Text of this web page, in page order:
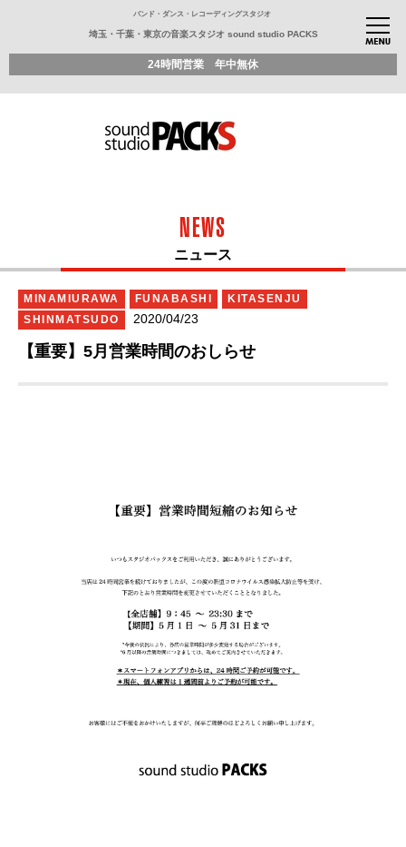
バンド・ダンス・レコーディングスタジオ
埼玉・千葉・東京の音楽スタジオ sound studio PACKS
24時間営業 年中無休
NEWS
ニュース
MINAMIURAWA FUNABASHI
KITASENJU
SHINMATSUDO
2020/04/23
【重要】5月営業時間のおしらせ